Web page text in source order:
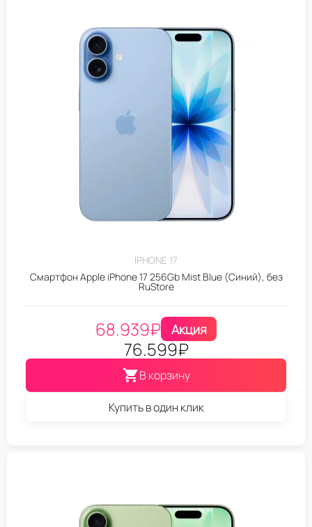
IPHONE 17
Смартфон Apple iPhone 17 256Gb Mist Blue (Синий), без
RuStore
68.939₽ Акция
76.599₽
В корзину
Купить в один клик